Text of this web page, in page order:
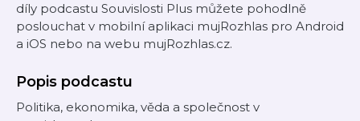
díly podcastu Souvislosti Plus můžete pohodlně
poslouchat v mobilní aplikaci mujRozhlas pro Android
a iOS nebo na webu mujRozhlas.cz.
Popis podcastu
Politika, ekonomika, věda a společnost v